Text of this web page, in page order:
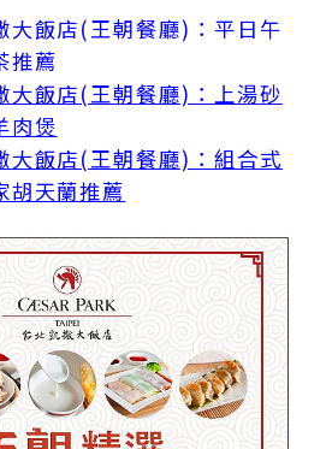
飯店(王朝餐廳)：平日午
推薦
飯店(王朝餐廳)：上湯砂
肉煲
飯店(王朝餐廳)：組合式
胡天蘭推薦